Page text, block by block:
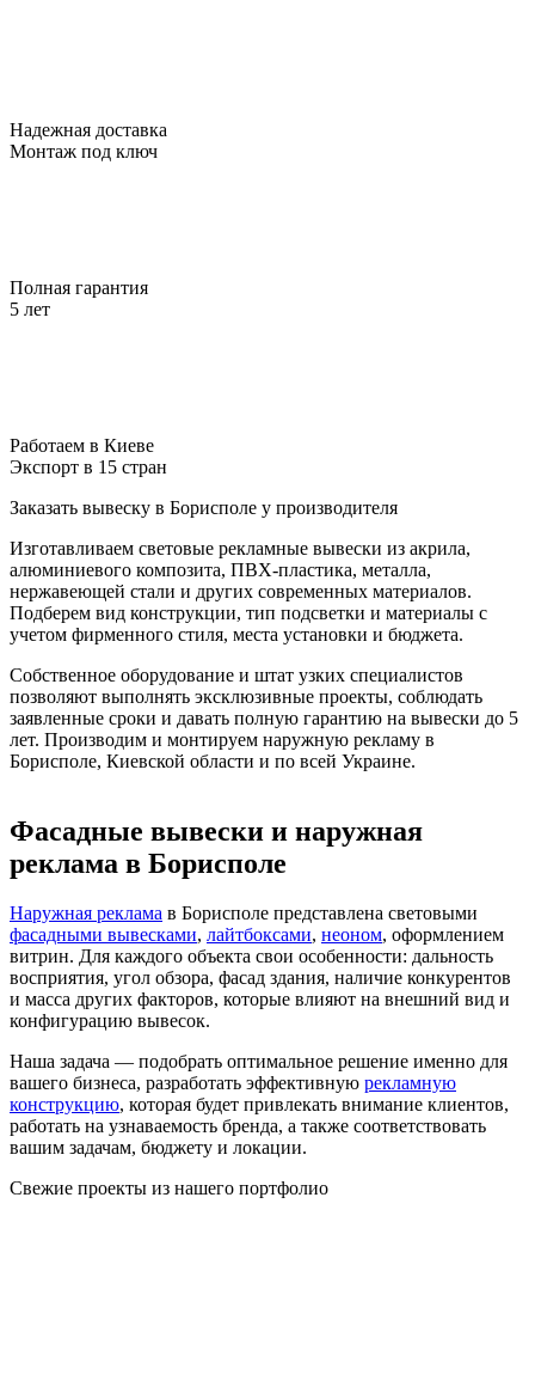
Надежная доставка
Монтаж под ключ
Полная гарантия
5 лет
Работаем в Киеве
Экспорт в 15 стран
Заказать вывеску в Борисполе у производителя
Изготавливаем световые рекламные вывески из акрила,
алюминиевого композита, ПВХ-пластика, металла,
нержавеющей стали и других современных материалов.
Подберем вид конструкции, тип подсветки и материалы с
учетом фирменного стиля, места установки и бюджета.
Собственное оборудование и штат узких специалистов
позволяют выполнять эксклюзивные проекты, соблюдать
заявленные сроки и давать полную гарантию на вывески до 5
лет. Производим и монтируем наружную рекламу в
Борисполе, Киевской области и по всей Украине.
Фасадные вывески и наружная
реклама в Борисполе
Наружная реклама в Борисполе представлена световыми
фасадными вывесками, лайтбоксами, неоном, оформлением
витрин. Для каждого объекта свои особенности: дальность
восприятия, угол обзора, фасад здания, наличие конкурентов
и масса других факторов, которые влияют на внешний вид и
конфигурацию вывесок.
Наша задача — подобрать оптимальное решение именно для
вашего бизнеса, разработать эффективную рекламную
конструкцию, которая будет привлекать внимание клиентов,
работать на узнаваемость бренда, а также соответствовать
вашим задачам, бюджету и локации.
Свежие проекты из нашего портфолио